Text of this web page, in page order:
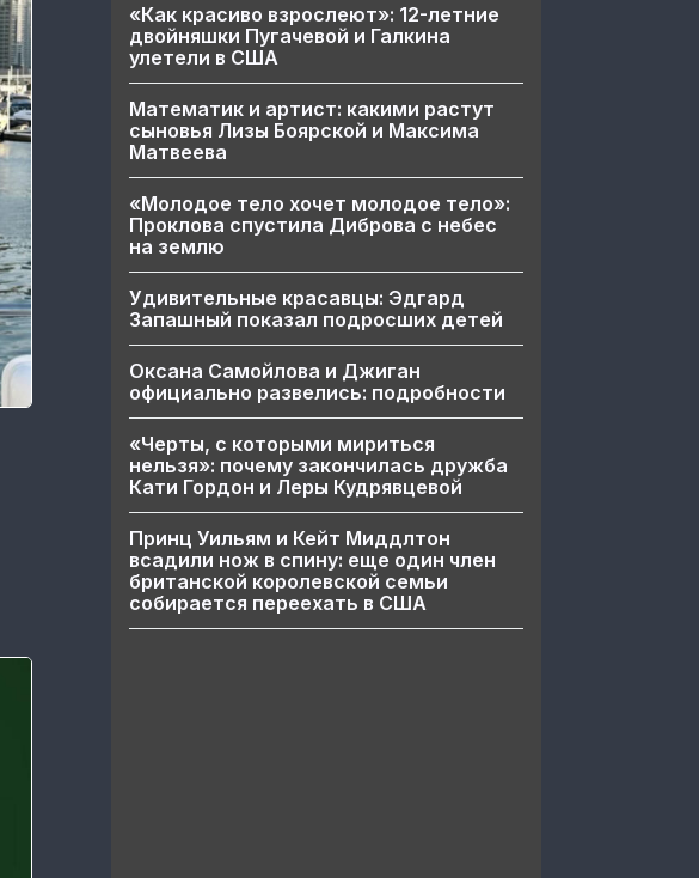
«Как красиво взрослеют»: 12-летние
двойняшки Пугачевой и Галкина
улетели в США
Математик и артист: какими растут
сыновья Лизы Боярской и Максима
Матвеева
«Молодое тело хочет молодое тело»:
Проклова спустила Диброва с небес
на землю
Удивительные красавцы: Эдгард
Запашный показал подросших детей
Оксана Самойлова и Джиган
официально развелись: подробности
«Черты, с которыми мириться
нельзя»: почему закончилась дружба
Кати Гордон и Леры Кудрявцевой
Принц Уильям и Кейт Миддлтон
всадили нож в спину: еще один член
британской королевской семьи
собирается переехать в США